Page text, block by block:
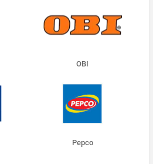
OBI
Pepco